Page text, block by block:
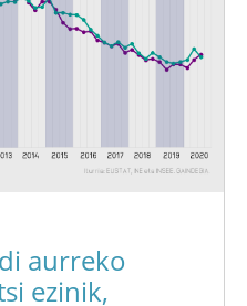
aurreko
ezinik,